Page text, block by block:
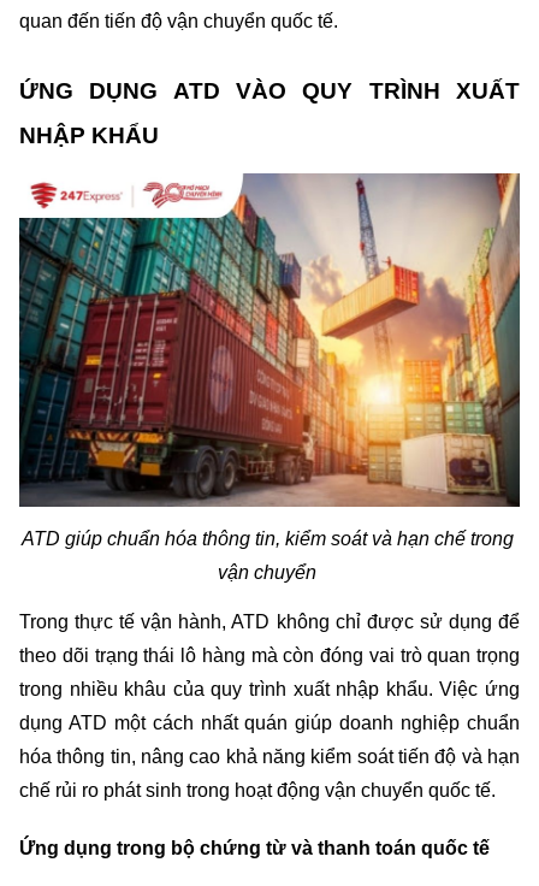
quan đến tiến độ vận chuyển quốc tế.
ỨNG DỤNG ATD VÀO QUY TRÌNH XUẤT
NHẬP KHẨU
ATD giúp chuẩn hóa thông tin, kiểm soát và hạn chế trong
vận chuyển
Trong thực tế vận hành, ATD không chỉ được sử dụng để
theo dõi trạng thái lô hàng mà còn đóng vai trò quan trọng
trong nhiều khâu của quy trình xuất nhập khẩu. Việc ứng
dụng ATD một cách nhất quán giúp doanh nghiệp chuẩn
hóa thông tin, nâng cao khả năng kiểm soát tiến độ và hạn
chế rủi ro phát sinh trong hoạt động vận chuyển quốc tế.
Ứng dụng trong bộ chứng từ và thanh toán quốc tế